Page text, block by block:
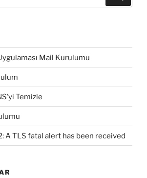
Mail Kurulumu
Temizle
A TLS fatal alert has been received